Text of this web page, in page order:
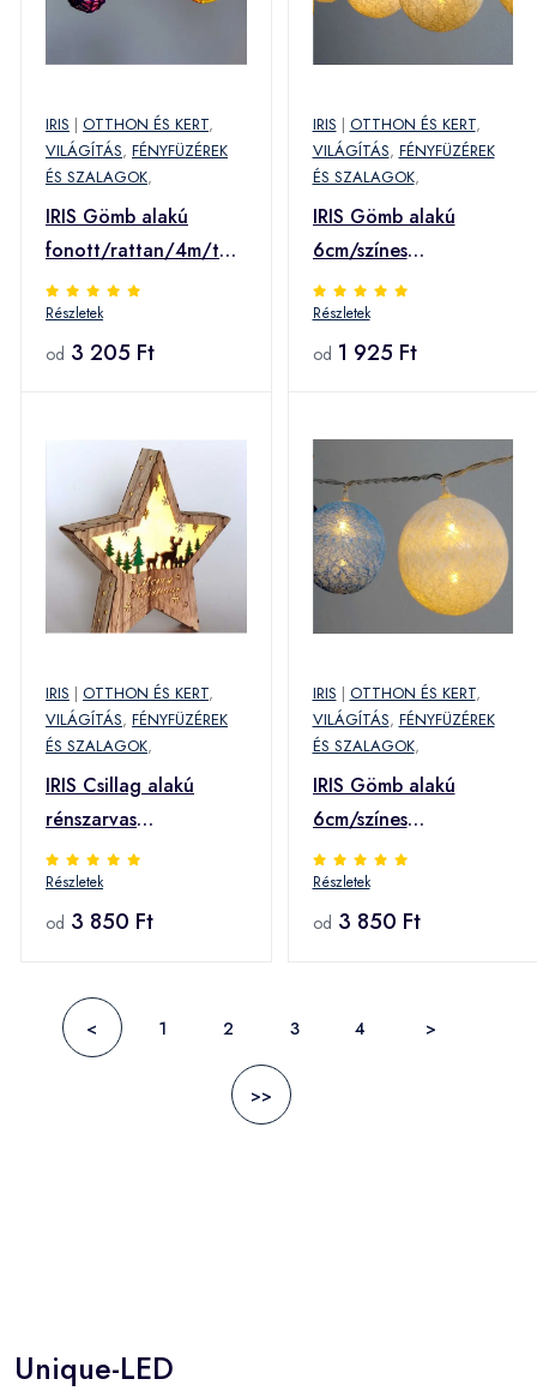
IRIS | OTTHON ÉS KERT,
VILÁGÍTÁS, FÉNYFÜZÉREK
ÉS SZALAGOK,
IRIS Gömb alakú
fonott/rattan/4m/több
színű/20db LED-
es/3xAA elemes
fénydekoráció (101-
Részletek
od 3 205 Ft
IRIS | OTTHON ÉS KERT,
VILÁGÍTÁS, FÉNYFÜZÉREK
ÉS SZALAGOK,
IRIS Gömb alakú
6cm/színes
fonott/1,5m/meleg
fehér/10db LED-
es/USB-s
Részletek
od 1 925 Ft
IRIS | OTTHON ÉS KERT,
VILÁGÍTÁS, FÉNYFÜZÉREK
ÉS SZALAGOK,
IRIS Csillag alakú
rénszarvas
mintás/30x30cm/meleg
fehér LED-es fa
fénydekoráció (310-
Részletek
od 3 850 Ft
IRIS | OTTHON ÉS KERT,
VILÁGÍTÁS, FÉNYFÜZÉREK
ÉS SZALAGOK,
IRIS Gömb alakú
6cm/színes
fonott/4,5m/kék-
v.kék-fehér/30db LED-
es/USB-s
Részletek
od 3 850 Ft
< 1 2 3 4 >
>>
Unique-LED